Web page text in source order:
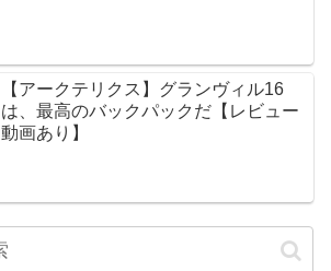
【アークテリクス】グランヴィル16
は、最高のバックパックだ【レビュー
動画あり】